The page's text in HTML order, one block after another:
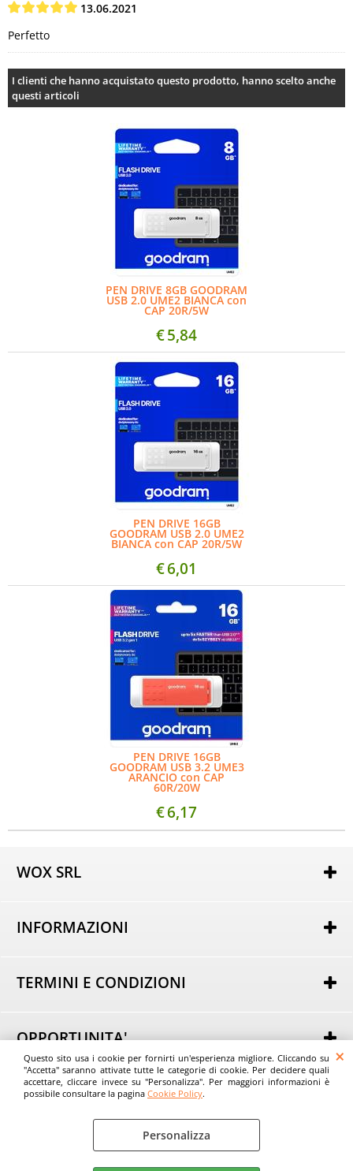
Questo sito usa i cookie per fornirti un'esperienza migliore. Cliccando su
"Accetta" saranno attivate tutte le categorie di cookie. Per decidere quali
accettare, cliccare invece su "Personalizza". Per maggiori informazioni è
possibile consultare la pagina Cookie Policy.
Personalizza
13.06.2021
Perfetto
I clienti che hanno acquistato questo prodotto, hanno scelto anche
questi articoli
PEN DRIVE 8GB GOODRAM
USB 2.0 UME2 BIANCA con
CAP 20R/5W
€5,84
PEN DRIVE 16GB
GOODRAM USB 2.0 UME2
BIANCA con CAP 20R/5W
€6,01
PEN DRIVE 16GB
GOODRAM USB 3.2 UME3
ARANCIO con CAP
60R/20W
€6,17
WOX SRL
COE SM21075
----
Tel. +39 0549 963801
INFORMAZIONI
Domande Frequenti
TERMINI E CONDIZIONI
Modalità di pagamento
Modalità di consegna
Spese di trasporto
Tempi di consegna
Diritti di recesso
OPPORTUNITA'
Acquista all'Ingrosso
Consigli
© Wox srl - EvoStore.it
Preferenze cookie